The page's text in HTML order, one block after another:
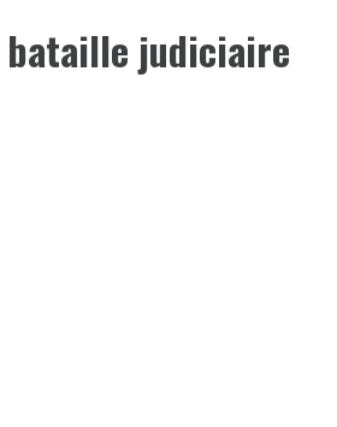
bataille judiciaire